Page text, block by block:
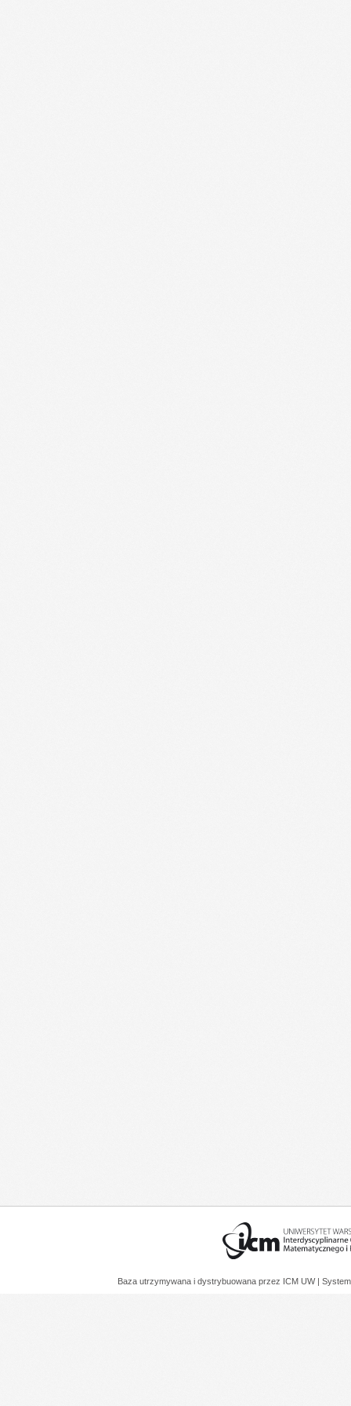
Baza utrzymywana i dystrybuowana przez ICM UW |